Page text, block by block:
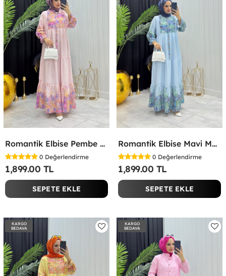
Romantik Elbise Pembe Pembe
0 Değerlendirme
1,899.00 TL
SEPETE EKLE
Romantik Elbise Mavi Mavi
0 Değerlendirme
1,899.00 TL
SEPETE EKLE
KARGO
BEDAVA
KARGO
BEDAVA